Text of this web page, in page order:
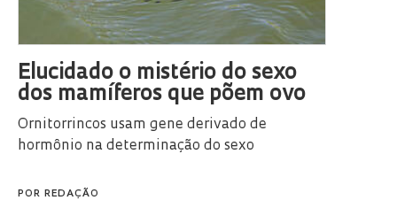
Elucidado o mistério do sexo
dos mamíferos que põem ovo
Ornitorrincos usam gene derivado de
hormônio na determinação do sexo
POR REDAÇÃO